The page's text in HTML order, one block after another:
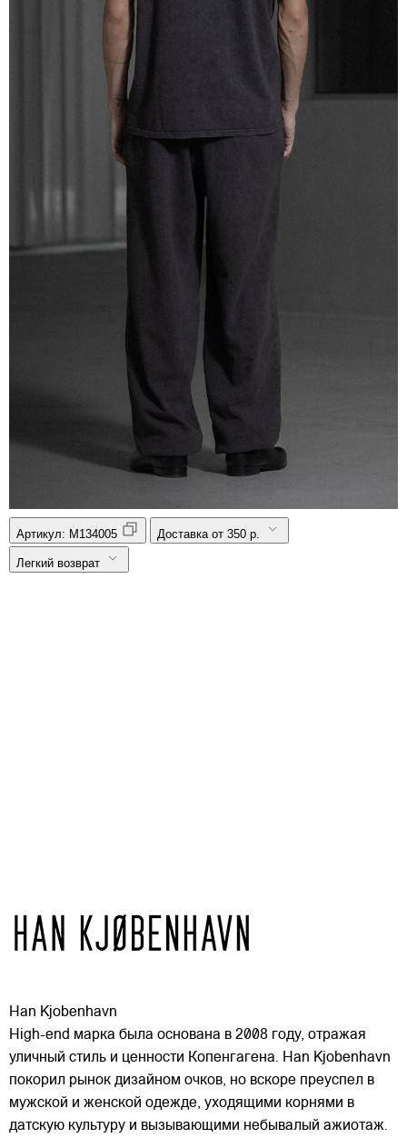
Артикул: M134005 Доставка от 350 р.
Легкий возврат
Han Kjobenhavn
High-end марка была основана в 2008 году, отражая
уличный стиль и ценности Копенгагена. Han Kjobenhavn
покорил рынок дизайном очков, но вскоре преуспел в
мужской и женской одежде, уходящими корнями в
датскую культуру и вызывающими небывалый ажиотаж.